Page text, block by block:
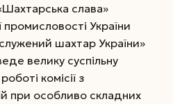
слава»
промисловості України
шахтар України»
велику суспільну
комісії з
при особливо складних